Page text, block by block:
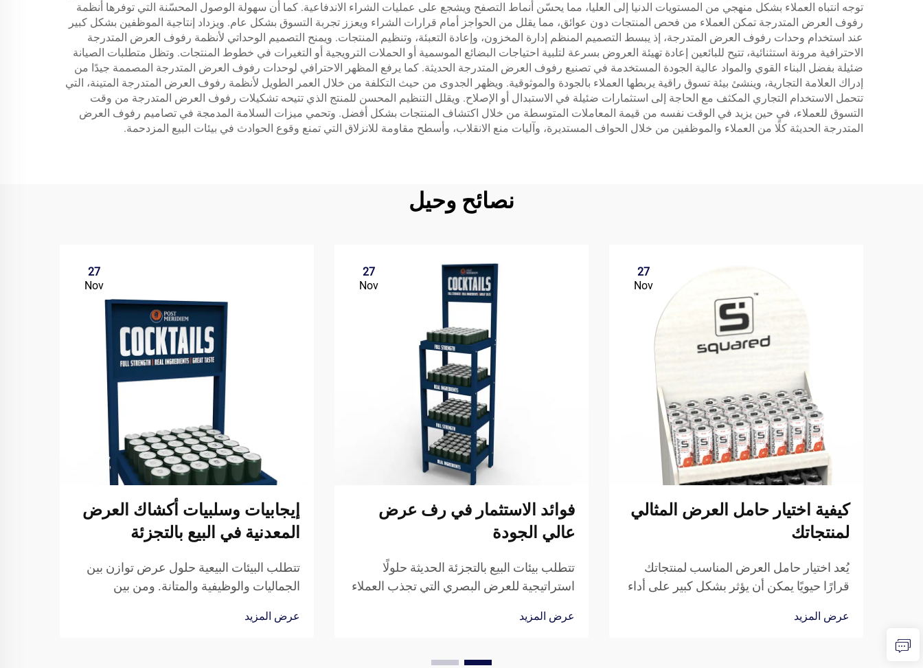
توجه انتباه العملاء بشكل منهجي من المستويات الدنيا إلى العليا، مما يحسّن أنماط التصفح ويشجع على عمليات الشراء الاندفاعية. كما أن سهولة الوصول المحسّنة التي توفرها أنظمة
رفوف العرض المتدرجة تمكن العملاء من فحص المنتجات دون عوائق، مما يقلل من الحواجز أمام قرارات الشراء ويعزز تجربة التسوق بشكل عام. ويزداد إنتاجية الموظفين بشكل كبير
عند استخدام وحدات رفوف العرض المتدرجة، إذ يبسط التصميم المنظم إدارة المخزون، وإعادة التعبئة، وتنظيم المنتجات. ويمنح التصميم الوحداتي لأنظمة رفوف العرض المتدرجة
الاحترافية مرونة استثنائية، تتيح للبائعين إعادة تهيئة العروض بسرعة لتلبية احتياجات البضائع الموسمية أو الحملات الترويجية أو التغيرات في خطوط المنتجات. وتظل متطلبات الصيانة
ضئيلة بفضل البناء القوي والمواد عالية الجودة المستخدمة في تصنيع رفوف العرض المتدرجة الحديثة. كما يرفع المظهر الاحترافي لوحدات رفوف العرض المتدرجة المصممة جيدًا من
إدراك العلامة التجارية، وينشئ بيئة تسوق راقية يربطها العملاء بالجودة والموثوقية. ويظهر الجدوى من حيث التكلفة من خلال العمر الطويل لأنظمة رفوف العرض المتدرجة المتينة، التي
تتحمل الاستخدام التجاري المكثف مع الحاجة إلى استثمارات ضئيلة في الاستبدال أو الإصلاح. ويقلل التنظيم المحسن للمنتج الذي تتيحه تشكيلات رفوف العرض المتدرجة من وقت
التسوق للعملاء، في حين يزيد في الوقت نفسه من قيمة المعاملات المتوسطة من خلال اكتشاف المنتجات بشكل أفضل. وتحمي ميزات السلامة المدمجة في تصاميم رفوف العرض
المتدرجة الحديثة كلًا من العملاء والموظفين من خلال الحواف المستديرة، وآليات منع الانقلاب، وأسطح مقاومة للانزلاق التي تمنع وقوع الحوادث في بيئات البيع المزدحمة.
نصائح وحيل
27
Nov
كيفية اختيار حامل العرض المثالي
لمنتجاتك
يُعد اختيار حامل العرض المناسب لمنتجاتك
قرارًا حيويًا يمكن أن يؤثر بشكل كبير على أداء
تدير متجر بيع بالتجزئة، أو تشارك في المعارض
عرض المزيد
27
Nov
فوائد الاستثمار في رف عرض
عالي الجودة
تتطلب بيئات البيع بالتجزئة الحديثة حلولًا
استراتيجية للعرض البصري التي تجذب العملاء
المصمم جيدًا حجر الزاوية في عرض المنتجات
إلى تجارب تسويقية جذابة.
عرض المزيد
27
Nov
إيجابيات وسلبيات أكشاك العرض
المعدنية في البيع بالتجزئة
تتطلب البيئات البيعية حلول عرض توازن بين
الجماليات والوظيفية والمتانة. ومن بين
العرض المعدنية كخيار شائع بين تجار التجزئة
عرض المزيد